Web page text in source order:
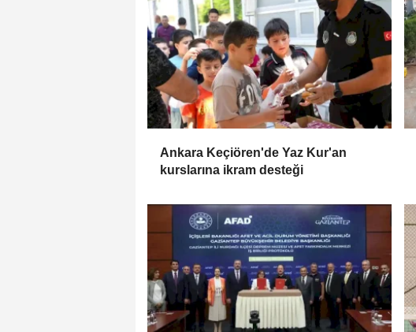
Ankara Keçiören'de Yaz Kur'an
kurslarına ikram desteği